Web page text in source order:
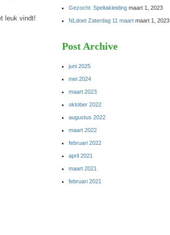
leuk vindt!
Gezocht: Speltakleiding maart 1, 2023
NLdoet Zaterdag 11 maart maart 1, 2023
Post Archive
juni 2025
mei 2024
maart 2023
oktober 2022
augustus 2022
maart 2022
februari 2022
april 2021
maart 2021
februari 2021